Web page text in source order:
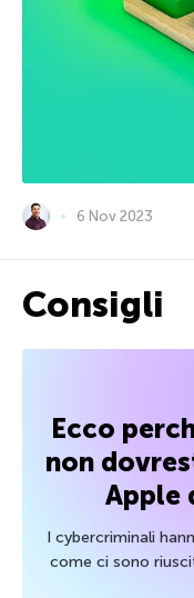
6 Nov 2023
Consigli
Ecco
non
Apple
I cybercriminali
come ci sono